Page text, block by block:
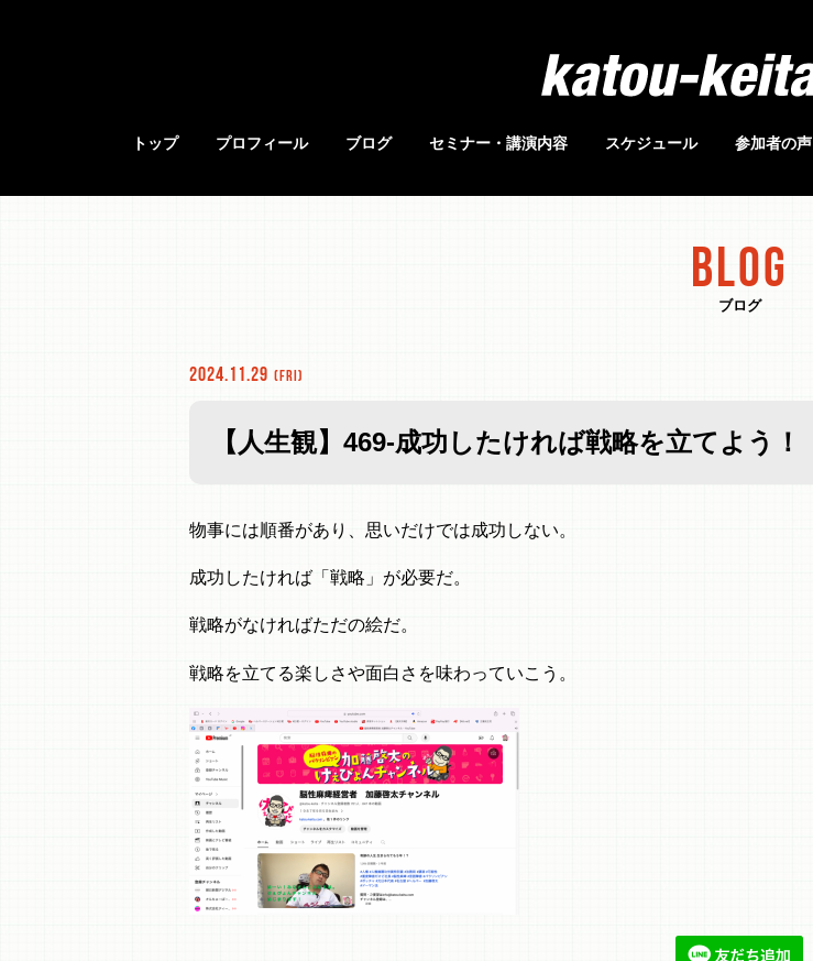
トップ プロフィール ブログ セミナー・講演内容 スケジュール 参加者の声
BLOG
ブログ
2024.11.29 (Fri)
【人生観】469-成功したければ戦略を立てよう！
物事には順番があり、思いだけでは成功しない。
成功したければ「戦略」が必要だ。
戦略がなければただの絵だ。
戦略を立てる楽しさや面白さを味わっていこう。